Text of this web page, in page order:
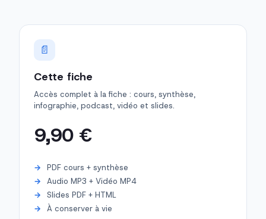
📄
Cette fiche
Accès complet à la fiche : cours, synthèse,
infographie, podcast, vidéo et slides.
9,90 €
PDF cours + synthèse
Audio MP3 + Vidéo MP4
Slides PDF + HTML
À conserver à vie